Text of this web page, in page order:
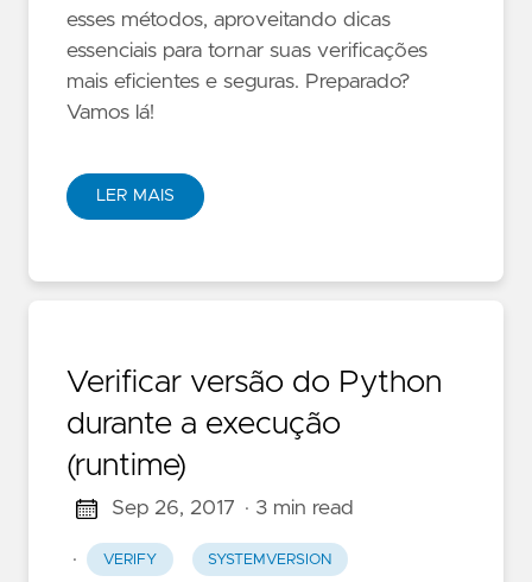
esses métodos, aproveitando dicas
essenciais para tornar suas verificações
mais eficientes e seguras. Preparado?
Vamos lá!
LER MAIS
Verificar versão do Python
durante a execução
(runtime)
Sep 26, 2017 · 3 min read
· VERIFY SYSTEMVERSION